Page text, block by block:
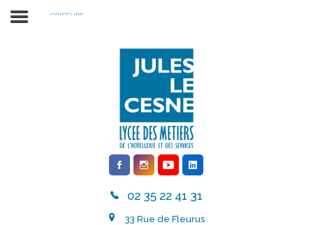
RENTREE SCOLAIRE 2026 2027
COIFFURE
02 35 22 41 31
33 Rue de Fleurus